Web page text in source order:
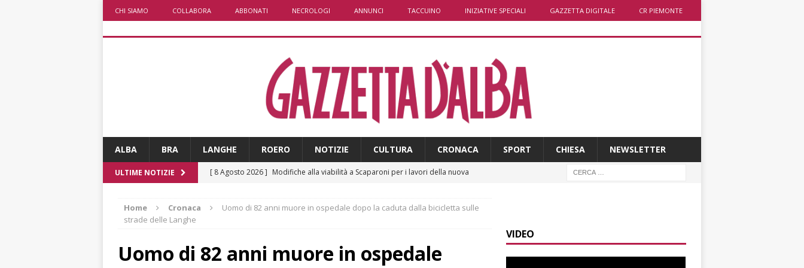
CHI SIAMO COLLABORA ABBONATI NECROLOGI ANNUNCI TACCUINO INIZIATIVE SPECIALI GAZZETTA DIGITALE CR PIEMONTE
ALBA BRA LANGHE ROERO NOTIZIE CULTURA CRONACA SPORT CHIESA NEWSLETTER
ULTIME NOTIZIE [ 8 Agosto 2026 ] Modifiche alla viabilità a Scaparoni per i lavori della nuova
[ 8 Agosto 2026 ] ITINERARI / Trenta chilometri su due ruote lungo il Belbo
[ 8 Agosto 2026 ]
Cuneo, stretta della Polizia: controlli, denunce e lotta al
Home Cronaca
Uomo di 82 anni muore in ospedale dopo la caduta dalla bicicletta sulle
strade delle Langhe
Uomo di 82 anni muore in ospedale
VIDEO